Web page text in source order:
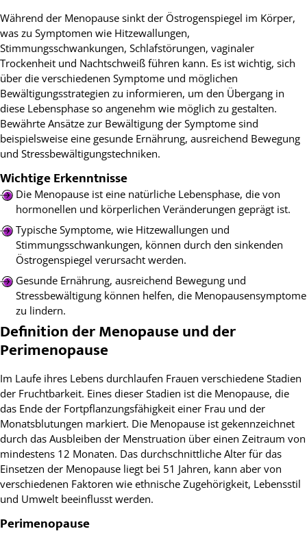
Während der Menopause sinkt der Östrogenspiegel im Körper,
was zu Symptomen wie Hitzewallungen,
Stimmungsschwankungen, Schlafstörungen, vaginaler
Trockenheit und Nachtschweiß führen kann. Es ist wichtig, sich
über die verschiedenen Symptome und möglichen
Bewältigungsstrategien zu informieren, um den Übergang in
diese Lebensphase so angenehm wie möglich zu gestalten.
Bewährte Ansätze zur Bewältigung der Symptome sind
beispielsweise eine gesunde Ernährung, ausreichend Bewegung
und Stressbewältigungstechniken.
Wichtige Erkenntnisse
Die Menopause ist eine natürliche Lebensphase, die von
hormonellen und körperlichen Veränderungen geprägt ist.
Typische Symptome, wie Hitzewallungen und
Stimmungsschwankungen, können durch den sinkenden
Östrogenspiegel verursacht werden.
Gesunde Ernährung, ausreichend Bewegung und
Stressbewältigung können helfen, die Menopausensymptome
zu lindern.
Definition der Menopause und der
Perimenopause
Im Laufe ihres Lebens durchlaufen Frauen verschiedene Stadien
der Fruchtbarkeit. Eines dieser Stadien ist die Menopause, die
das Ende der Fortpflanzungsfähigkeit einer Frau und der
Monatsblutungen markiert. Die Menopause ist gekennzeichnet
durch das Ausbleiben der Menstruation über einen Zeitraum von
mindestens 12 Monaten. Das durchschnittliche Alter für das
Einsetzen der Menopause liegt bei 51 Jahren, kann aber von
verschiedenen Faktoren wie ethnische Zugehörigkeit, Lebensstil
und Umwelt beeinflusst werden.
Perimenopause